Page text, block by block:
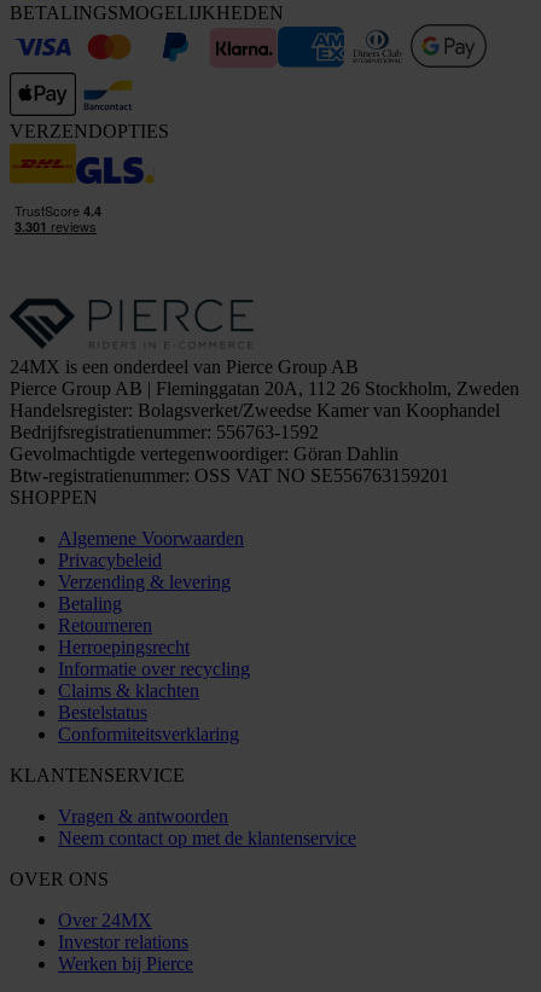
BETALINGSMOGELIJKHEDEN
VERZENDOPTIES
24MX is een onderdeel van Pierce Group AB
Pierce Group AB | Fleminggatan 20A, 112 26 Stockholm, Zweden
Handelsregister: Bolagsverket/Zweedse Kamer van Koophandel
Bedrijfsregistratienummer: 556763-1592
Gevolmachtigde vertegenwoordiger: Göran Dahlin
Btw-registratienummer: OSS VAT NO SE556763159201
SHOPPEN
Algemene Voorwaarden
Privacybeleid
Verzending & levering
Betaling
Retourneren
Herroepingsrecht
Informatie over recycling
Claims & klachten
Bestelstatus
Conformiteitsverklaring
KLANTENSERVICE
Vragen & antwoorden
Neem contact op met de klantenservice
OVER ONS
Over 24MX
Investor relations
Werken bij Pierce